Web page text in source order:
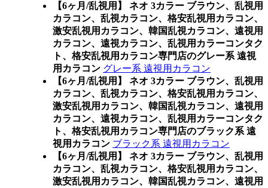
【6ヶ月/乱視用】 ネオ 3カラー ブラウン、乱視用
カラコン、乱視カラコン、格安乱視用カラコン、
激安乱視用カラコン、韓国乱視カラコン、遠視用
カラコン、遠視カラコン、乱視用カラーコンタク
ト、格安乱視用カラコン専門店のグレー系 遠視
用カラコン グレー系 遠視用カラコン
【6ヶ月/乱視用】 ネオ 3カラー ブラウン、乱視用
カラコン、乱視カラコン、格安乱視用カラコン、
激安乱視用カラコン、韓国乱視カラコン、遠視用
カラコン、遠視カラコン、乱視用カラーコンタク
ト、格安乱視用カラコン専門店のブラック系 遠
視用カラコン ブラック系 遠視用カラコン
【6ヶ月/乱視用】 ネオ 3カラー ブラウン、乱視用
カラコン、乱視カラコン、格安乱視用カラコン、
激安乱視用カラコン、韓国乱視カラコン、遠視用